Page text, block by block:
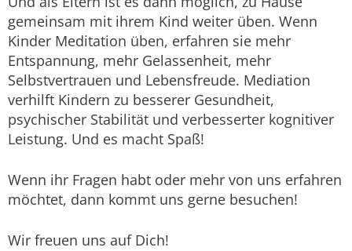
gemeinsam mit ihrem Kind weiter üben. Wenn
Kinder Meditation üben, erfahren sie mehr
Entspannung, mehr Gelassenheit, mehr
Selbstvertrauen und Lebensfreude. Mediation
verhilft Kindern zu besserer Gesundheit,
psychischer Stabilität und verbesserter kognitiver
Leistung. Und es macht Spaß!
Wenn ihr Fragen habt oder mehr von uns erfahren
möchtet, dann kommt uns gerne besuchen!
Wir freuen uns auf Dich!